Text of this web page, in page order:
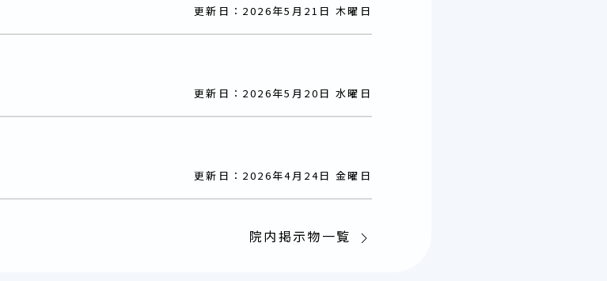
更新日：2026年5月21日 木曜日
更新日：2026年5月20日 水曜日
更新日：2026年4月24日 金曜日
院内掲示物一覧